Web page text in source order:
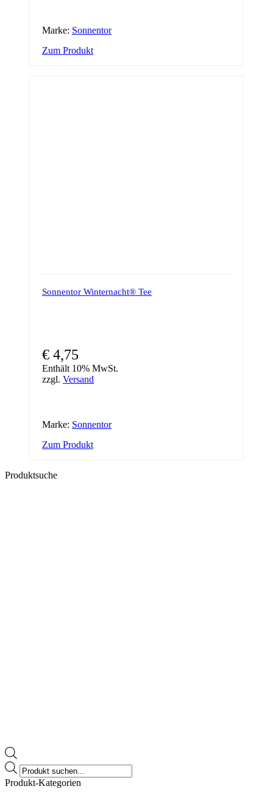
Marke: Sonnentor
Zum Produkt
Sonnentor Winternacht® Tee
€ 4,75
Enthält 10% MwSt.
zzgl. Versand
Marke: Sonnentor
Zum Produkt
Produktsuche
Products
search
Produkt-Kategorien